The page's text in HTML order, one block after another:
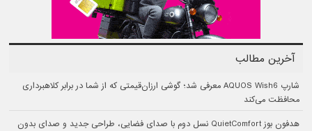
آخرین مطالب
شارپ AQUOS Wish6 معرفی شد؛ گوشی ارزان‌قیمتی که از شما در برابر کلاهبرداری
محافظت می‌کند
هدفون بوز QuietComfort نسل دوم با صدای فضایی، طراحی جدید و صدای بدون